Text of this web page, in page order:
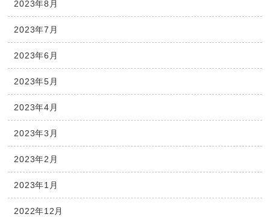
2023年8月
2023年7月
2023年6月
2023年5月
2023年4月
2023年3月
2023年2月
2023年1月
2022年12月